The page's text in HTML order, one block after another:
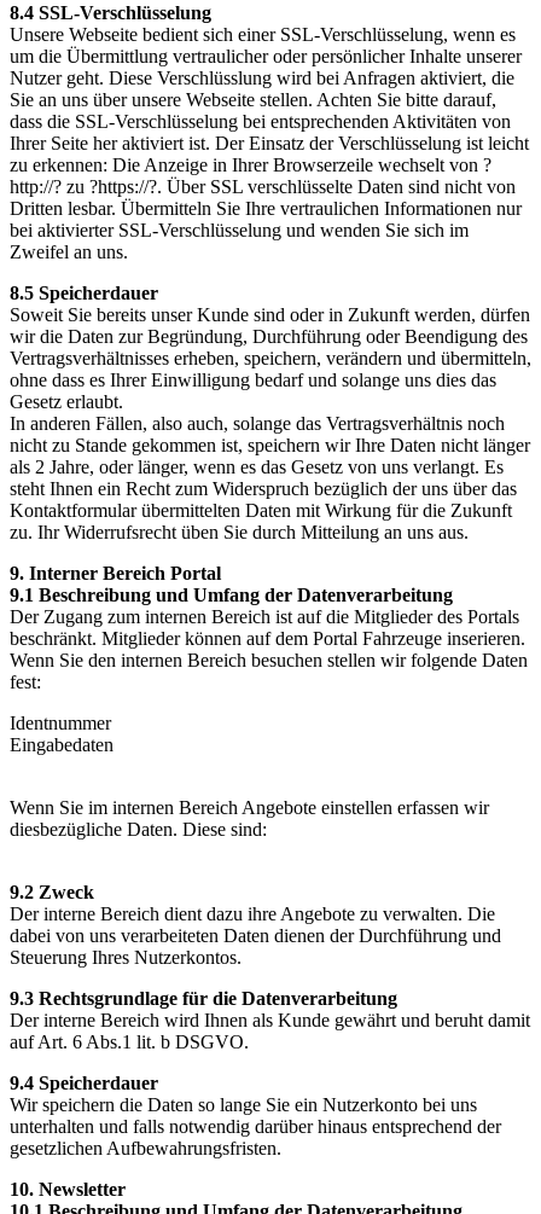
8.4 SSL-Verschlüsselung
Unsere Webseite bedient sich einer SSL-Verschlüsselung, wenn es
um die Übermittlung vertraulicher oder persönlicher Inhalte unserer
Nutzer geht. Diese Verschlüsslung wird bei Anfragen aktiviert, die
Sie an uns über unsere Webseite stellen. Achten Sie bitte darauf,
dass die SSL-Verschlüsselung bei entsprechenden Aktivitäten von
Ihrer Seite her aktiviert ist. Der Einsatz der Verschlüsselung ist leicht
zu erkennen: Die Anzeige in Ihrer Browserzeile wechselt von ?
http://? zu ?https://?. Über SSL verschlüsselte Daten sind nicht von
Dritten lesbar. Übermitteln Sie Ihre vertraulichen Informationen nur
bei aktivierter SSL-Verschlüsselung und wenden Sie sich im
Zweifel an uns.
8.5 Speicherdauer
Soweit Sie bereits unser Kunde sind oder in Zukunft werden, dürfen
wir die Daten zur Begründung, Durchführung oder Beendigung des
Vertragsverhältnisses erheben, speichern, verändern und übermitteln,
ohne dass es Ihrer Einwilligung bedarf und solange uns dies das
Gesetz erlaubt.
In anderen Fällen, also auch, solange das Vertragsverhältnis noch
nicht zu Stande gekommen ist, speichern wir Ihre Daten nicht länger
als 2 Jahre, oder länger, wenn es das Gesetz von uns verlangt. Es
steht Ihnen ein Recht zum Widerspruch bezüglich der uns über das
Kontaktformular übermittelten Daten mit Wirkung für die Zukunft
zu. Ihr Widerrufsrecht üben Sie durch Mitteilung an uns aus.
9. Interner Bereich Portal
9.1 Beschreibung und Umfang der Datenverarbeitung
Der Zugang zum internen Bereich ist auf die Mitglieder des Portals
beschränkt. Mitglieder können auf dem Portal Fahrzeuge inserieren.
Wenn Sie den internen Bereich besuchen stellen wir folgende Daten
fest:
Identnummer
Eingabedaten
Wenn Sie im internen Bereich Angebote einstellen erfassen wir
diesbezügliche Daten. Diese sind:
9.2 Zweck
Der interne Bereich dient dazu ihre Angebote zu verwalten. Die
dabei von uns verarbeiteten Daten dienen der Durchführung und
Steuerung Ihres Nutzerkontos.
9.3 Rechtsgrundlage für die Datenverarbeitung
Der interne Bereich wird Ihnen als Kunde gewährt und beruht damit
auf Art. 6 Abs.1 lit. b DSGVO.
9.4 Speicherdauer
Wir speichern die Daten so lange Sie ein Nutzerkonto bei uns
unterhalten und falls notwendig darüber hinaus entsprechend der
gesetzlichen Aufbewahrungsfristen.
10. Newsletter